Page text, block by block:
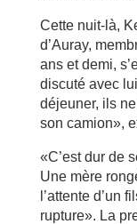
Cette nuit-là,
d’Auray,
ans et demi,
discuté avec
déjeuner, ils
son camion»,
«C’est dur de
Une mère
l’attente d’un
rupture». La